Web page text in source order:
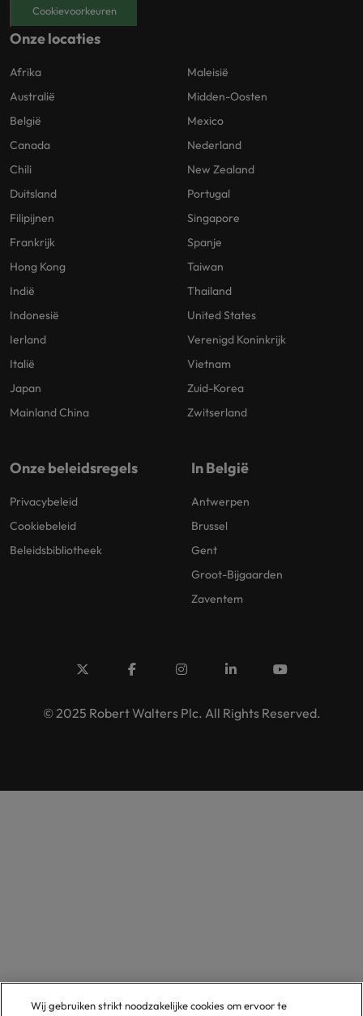
Cookievoorkeuren
Onze locaties
Afrika
Australië
België
Canada
Chili
Duitsland
Filipijnen
Frankrijk
Hong Kong
Indië
Indonesië
Ierland
Italië
Japan
Mainland China
Maleisië
Midden-Oosten
Mexico
Nederland
New Zealand
Portugal
Singapore
Spanje
Taiwan
Thailand
United States
Verenigd Koninkrijk
Vietnam
Zuid-Korea
Zwitserland
Onze beleidsregels
Privacybeleid
Cookiebeleid
Beleidsbibliotheek
In België
Antwerpen
Brussel
Gent
Groot-Bijgaarden
Zaventem
© 2025 Robert Walters Plc. All Rights Reserved.
Wij gebruiken strikt noodzakelijke cookies om ervoor te